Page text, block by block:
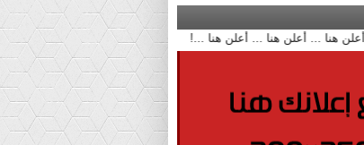
أعلن هنا ... أعلن هنا ... أعلن هنا ...!